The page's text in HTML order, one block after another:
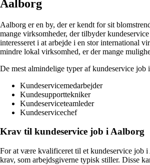
Aalborg
Aalborg er en by, der er kendt for sit
mange virksomheder, der tilbyder
interesseret i at arbejde i en stor international
mindre lokal virksomhed, er der mange
De mest almindelige typer af kundeservice job
Kundeservicemedarbejder
Kundesupporttekniker
Kundeserviceteamleder
Kundeservicechef
Krav til kundeservice job i Aalborg
For at være kvalificeret til et kundeservice job i
krav, som arbejdsgiverne typisk stiller. Disse